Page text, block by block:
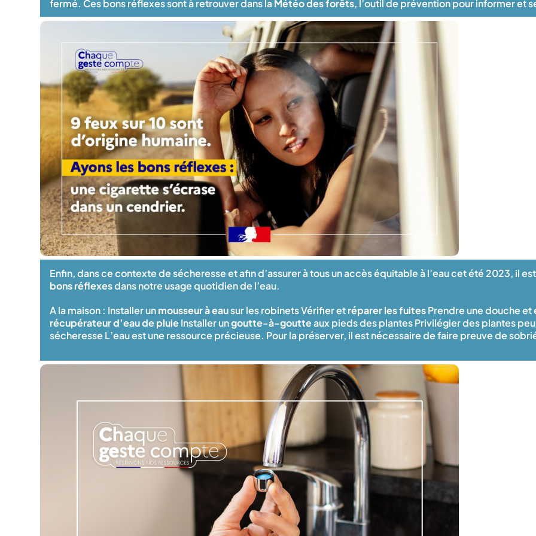
fermé. Ces bons réflexes sont à retrouver dans la Météo des forêts, l’outil de prévention pour informer et
Enfin, dans ce contexte de sécheresse et afin d’assurer à tous un accès équitable à l’eau cet été 2023, il
bons réflexesdans notre usage quotidien de l’eau.
A la maison : Installer unmousseur à eausur les robinets Vérifier etréparer les fuitesPrendre une douche et
récupérateur d’eau de pluieInstaller ungoutte-à-goutteaux pieds des plantes Privilégier des plantes
sécheresse L’eau est une ressource précieuse. Pour la préserver, il est nécessaire de faire preuve de